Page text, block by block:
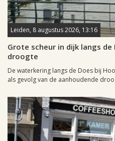
Leiden, 8 augustus 2026, 13:16
Grote scheur in dijk langs
droogte
De waterkering langs de Does bij
als gevolg van de aanhoudende